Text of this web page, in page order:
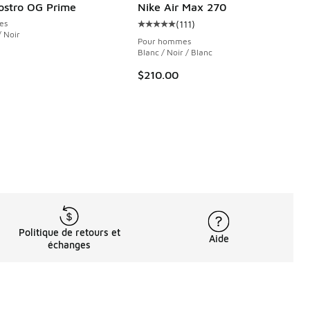
OG Prime
Noir
Nike Air Max 270
Cote moyenne du client - [5 sur
(111)
Pour hommes
Blanc / Noir / Blanc
$210.00
Politique de retours et
échanges
Aide